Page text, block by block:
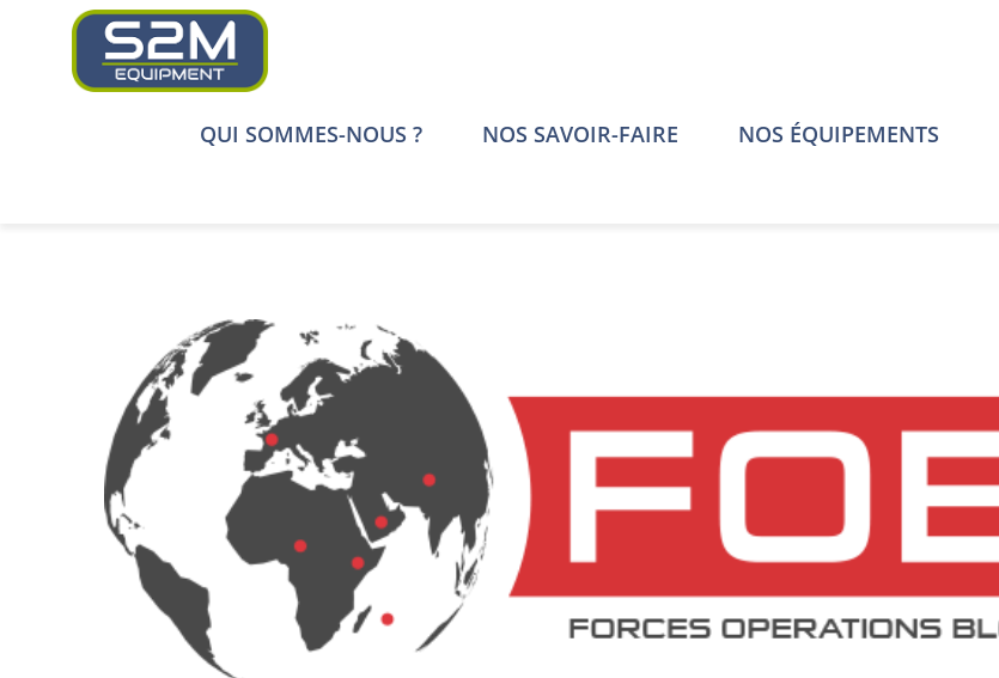
QUI SOMMES-NOUS ? NOS SAVOIR-FAIRE NOS ÉQUIPEMENTS
l'image
agrandie